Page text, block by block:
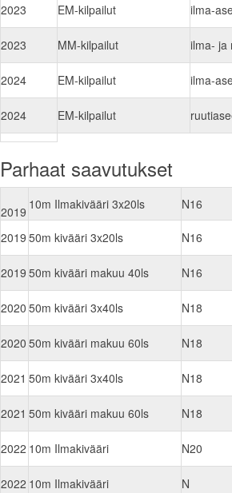
2023 EM-kilpailut ilma-
2023 MM-kilpailut ilma- ja
2024 EM-kilpailut ilma-
2024 EM-kilpailut
Parhaat saavutukset
2019 10m Ilmakivääri 3x20ls N16
2019 50m kivääri 3x20ls N16
2019 50m kivääri makuu 40ls N16
2020 50m kivääri 3x40ls N18
2020 50m kivääri makuu 60ls N18
2021 50m kivääri 3x40ls N18
2021 50m kivääri makuu 60ls N18
2022 10m Ilmakivääri N20
2022 10m Ilmakivääri N